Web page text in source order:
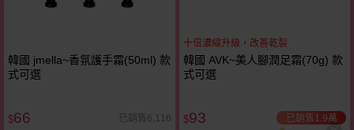
韓國 jmella~香氛護手霜(50ml) 款
式可選
$66 已銷售6,116
十倍濃縮升級，改善乾裂
韓國 AVK~美人腳潤足霜(70g) 款
式可選
$93 已銷售1.9萬